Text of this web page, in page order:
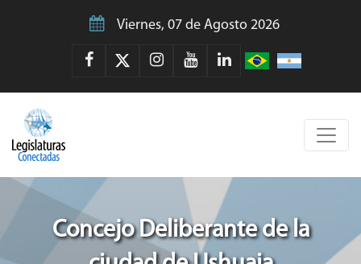
Viernes, 07 de Agosto 2026
Concejo Deliberante de la